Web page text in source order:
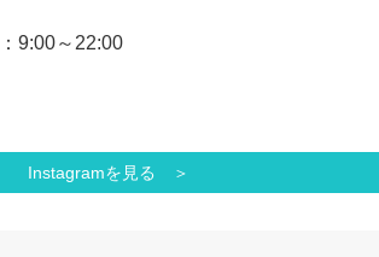
9:00～22:00
Instagramを見る ＞